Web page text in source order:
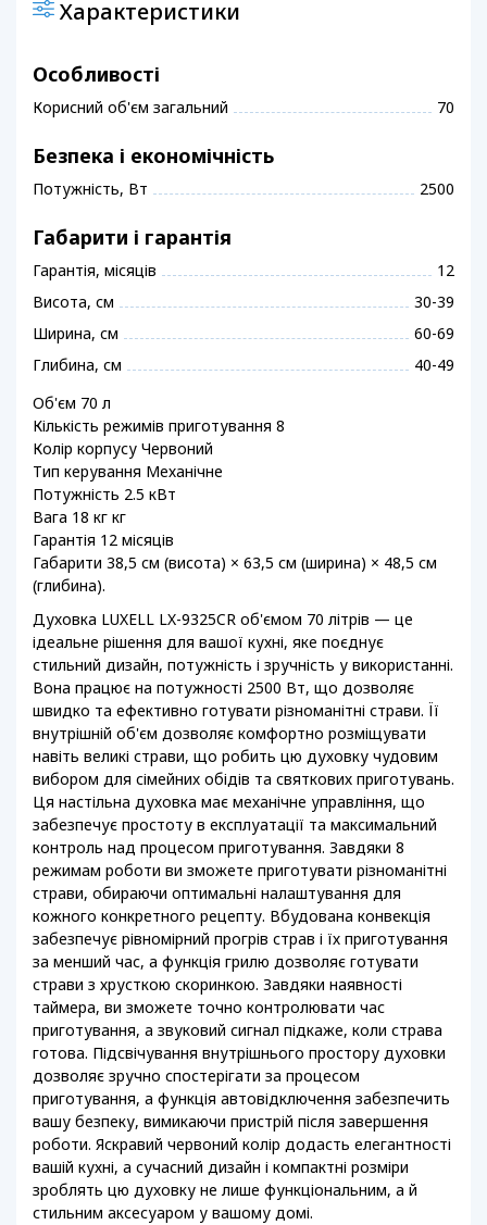
Характеристики
Особливості
Корисний об'єм загальний 70
Безпека і економічність
Потужність, Вт 2500
Габарити і гарантія
Гарантія, місяців
12
Висота, см
30-39
Ширина, см
60-69
Глибина, см
40-49
Об'єм 70 л
Кількість режимів приготування 8
Колір корпусу Червоний
Тип керування Механічне
Потужність 2.5 кВт
Вага 18 кг кг
Гарантія 12 місяців
Габарити 38,5 см (висота) × 63,5 см (ширина) × 48,5 см
(глибина).
Духовка LUXELL LX-9325CR об'ємом 70 літрів — це
ідеальне рішення для вашої кухні, яке поєднує
стильний дизайн, потужність і зручність у використанні.
Вона працює на потужності 2500 Вт, що дозволяє
швидко та ефективно готувати різноманітні страви. Її
внутрішній об'єм дозволяє комфортно розміщувати
навіть великі страви, що робить цю духовку чудовим
вибором для сімейних обідів та святкових приготувань.
Ця настільна духовка має механічне управління, що
забезпечує простоту в експлуатації та максимальний
контроль над процесом приготування. Завдяки 8
режимам роботи ви зможете приготувати різноманітні
страви, обираючи оптимальні налаштування для
кожного конкретного рецепту. Вбудована конвекція
забезпечує рівномірний прогрів страв і їх приготування
за менший час, а функція грилю дозволяє готувати
страви з хрусткою скоринкою. Завдяки наявності
таймера, ви зможете точно контролювати час
приготування, а звуковий сигнал підкаже, коли страва
готова. Підсвічування внутрішнього простору духовки
дозволяє зручно спостерігати за процесом
приготування, а функція автовідключення забезпечить
вашу безпеку, вимикаючи пристрій після завершення
роботи. Яскравий червоний колір додасть елегантності
вашій кухні, а сучасний дизайн і компактні розміри
зроблять цю духовку не лише функціональним, а й
стильним аксесуаром у вашому домі.